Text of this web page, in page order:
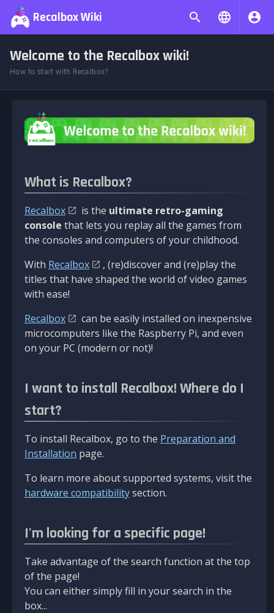
Recalbox Wiki
Welcome to the Recalbox wiki!
How to start with Recalbox?
What is Recalbox?
Recalbox is the ultimate retro-gaming
console that lets you replay all the games from
the consoles and computers of your childhood.
With Recalbox
, (re)discover and (re)play the
titles that have shaped the world of video games
with ease!
Recalbox
can be easily installed on inexpensive
microcomputers like the Raspberry Pi, and even
on your PC (modern or not)!
I want to install Recalbox! Where do I
start?
To install Recalbox, go to the Preparation and
Installation page.
To learn more about supported systems, visit the
hardware compatibilitysection.
I'm looking for a specific page!
Take advantage of the search function at the top
of the page!
You can either simply fill in your search in the
box...